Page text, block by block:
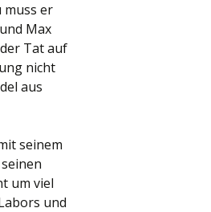
muss er
Max
Tat auf
nicht
aus
seinem
um viel
und